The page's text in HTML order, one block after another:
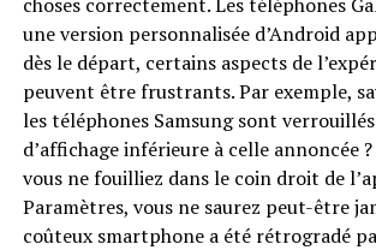
une version personnalisée d’Android
dès le départ, certains aspects de
peuvent être frustrants. Par exemple,
les téléphones Samsung sont
d’affichage inférieure à celle annoncée
vous ne fouilliez dans le coin droit de
Paramètres, vous ne saurez peut-être
coûteux smartphone a été rétrogradé